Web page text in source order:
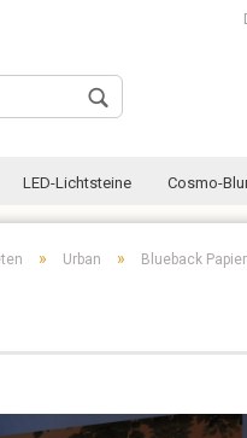
Konto erstellen
LED-Lichtsteine Cosmo-
» Urban » Blueback Papier